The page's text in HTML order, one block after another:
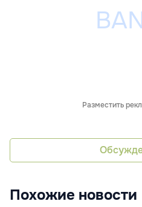
Разместить
Похожие новости